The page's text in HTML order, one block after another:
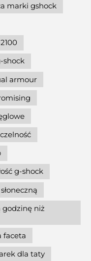
marki gshock
shock
armour
g-shock
godzinę niż
faceta
dla taty